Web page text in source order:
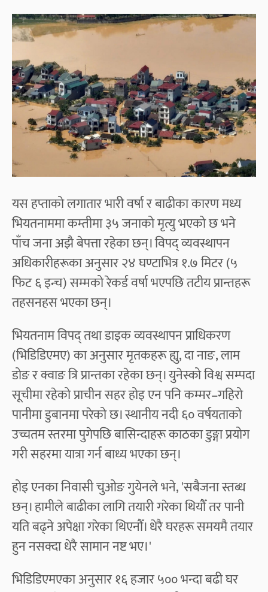
यस हप्ताको लगातार भारी वर्षा र बाढीका कारण मध्य
भियतनाममा कम्तीमा ३५ जनाको मृत्यु भएको छ भने
पाँच जना अझै बेपत्ता रहेका छन्। विपद् व्यवस्थापन
अधिकारीहरूका अनुसार २४ घण्टाभित्र १.७ मिटर (५
फिट ६ इन्च) सम्मको रेकर्ड वर्षा भएपछि तटीय प्रान्तहरू
तहसनहस भएका छन्।
भियतनाम विपद् तथा डाइक व्यवस्थापन प्राधिकरण
(भिडिडिएमए) का अनुसार मृतकहरू ह्यु, दा नाङ, लाम
डोङ र क्वाङ त्रि प्रान्तका रहेका छन्। युनेस्को विश्व सम्पदा
सूचीमा रहेको प्राचीन सहर होइ एन पनि कम्मर–गहिरो
पानीमा डुबानमा परेको छ। स्थानीय नदी ६० वर्षयताको
उच्चतम स्तरमा पुगेपछि बासिन्दाहरू काठका डुङ्गा प्रयोग
गरी सहरमा यात्रा गर्न बाध्य भएका छन्।
होइ एनका निवासी चुओङ गुयेनले भने, 'सबैजना स्तब्ध
छन्। हामीले बाढीका लागि तयारी गरेका थियौँ तर पानी
यति बढ्ने अपेक्षा गरेका थिएनौँ। धेरै घरहरू समयमै तयार
हुन नसक्दा धेरै सामान नष्ट भए।'
भिडिडिएमएका अनुसार १६ हजार ५०० भन्दा बढी घर